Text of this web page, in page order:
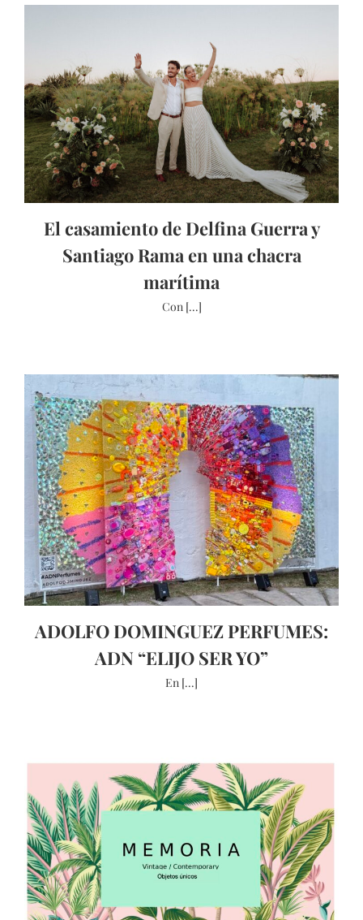
El casamiento de Delfina Guerra y
Santiago Rama en una chacra
marítima
Con [...]
ADOLFO DOMINGUEZ PERFUMES:
ADN “ELIJO SER YO”
En [...]